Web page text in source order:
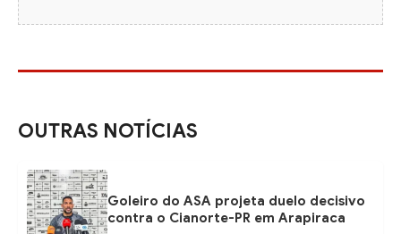
OUTRAS NOTÍCIAS
Goleiro do ASA projeta duelo decisivo
contra o Cianorte-PR em Arapiraca